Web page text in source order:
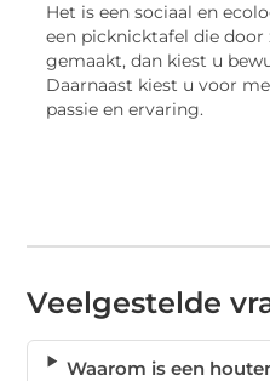
Het is een sociaal en
een picknicktafel die door
gemaakt, dan kiest u
Daarnaast kiest u voor
passie en ervaring.
Veelgestelde
Waarom is een